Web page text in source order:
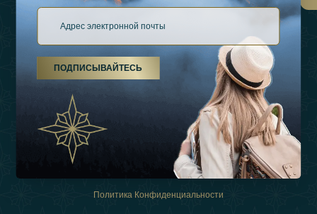
О Нас
Виды Отдыха
Связаться
Политика Конфиденциальности
ПОДПИСЫВАЙТЕСЬ